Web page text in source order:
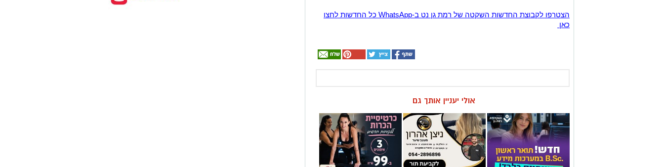
הצטרפו לקבוצת החדשות השקטה של רמת גן נט ב-WhatsApp כל החדשות לחצו
כאן
אולי יעניין אותך גם